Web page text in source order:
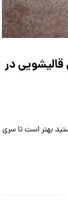
در
بهتر است تا سری